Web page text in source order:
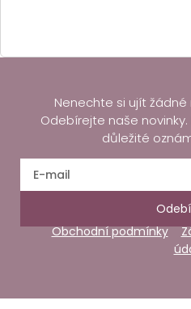
Nenechte si ujít žádné
Odebírejte naše
důležité
Obchodní podmínky